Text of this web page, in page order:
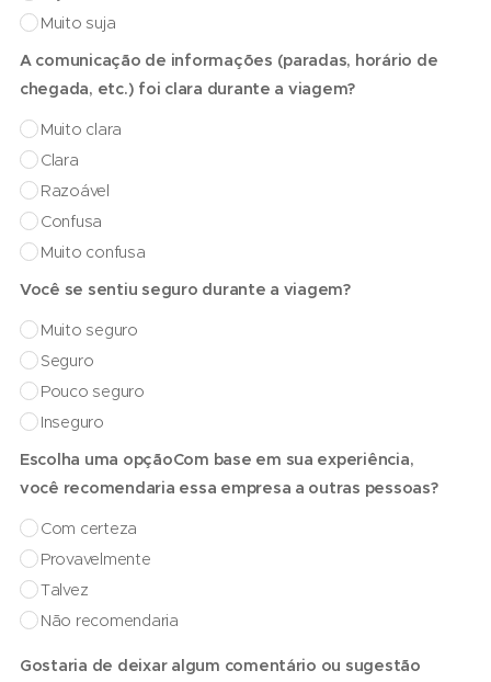
Muito suja
A comunicação de informações (paradas, horário de
chegada, etc.) foi clara durante a viagem?
Muito clara
Clara
Razoável
Confusa
Muito confusa
Você se sentiu seguro durante a viagem?
Muito seguro
Seguro
Pouco seguro
Inseguro
Escolha uma opçãoCom base em sua experiência,
você recomendaria essa empresa a outras pessoas?
Com certeza
Provavelmente
Talvez
Não recomendaria
Gostaria de deixar algum comentário ou sugestão